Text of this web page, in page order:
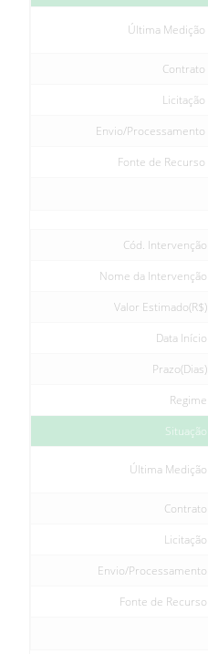
Última Medição
Contrato
Licitação
Envio/Processamento
Fonte de Recurso
Cód. Intervenção
Nome da Intervenção
Valor Estimado(R$)
Data Início
Prazo(Dias)
Regime
Situação
Última Medição
Contrato
Licitação
Envio/Processamento
Fonte de Recurso